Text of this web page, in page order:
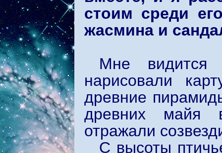
стоим среди
жасмина и
Мне видится
нарисовали
древние
древних майя
отражали
С высоты